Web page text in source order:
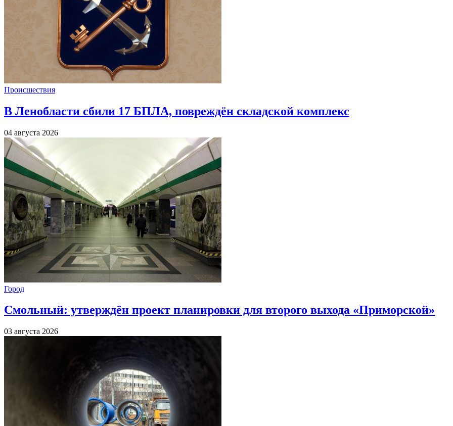
Происшествия
В Ленобласти сбили 17 БПЛА, повреждён складской комплекс
04 августа 2026
Город
Смольный: утверждён проект планировки для второго выхода «Приморской»
03 августа 2026